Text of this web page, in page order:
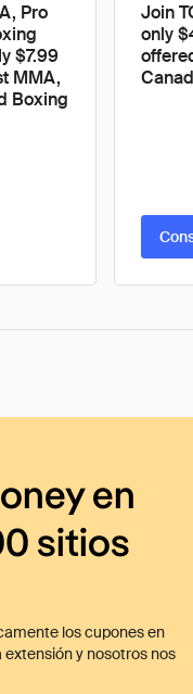
Pro
$7.99
MMA,
Boxing
Join
only
en
sitios
los cupones en
extensión y nosotros nos